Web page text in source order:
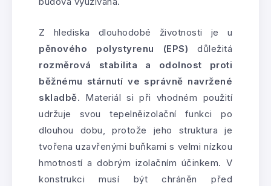
Z hlediska dlouhodobé životnosti je u
pěnového polystyrenu (EPS) důležitá
rozměrová stabilita a odolnost proti
běžnému stárnutí ve správně navržené
skladbě. Materiál si při vhodném použití
udržuje svou tepelněizolační funkci po
dlouhou dobu, protože jeho struktura je
tvořena uzavřenými buňkami s velmi nízkou
hmotností a dobrým izolačním účinkem. V
konstrukci musí být chráněn před